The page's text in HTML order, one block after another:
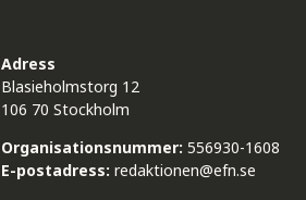
Adress
Blasieholmstorg 12
106 70 Stockholm
Organisationsnummer: 556930-1608
E-postadress: redaktionen@efn.se